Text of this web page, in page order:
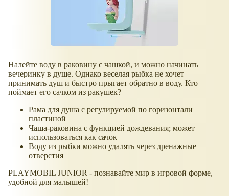
Налейте воду в раковину с чашкой, и можно начинать
вечеринку в душе. Однако веселая рыбка не хочет
принимать душ и быстро прыгает обратно в воду. Кто
поймает его сачком из ракушек?
Рама для душа с регулируемой по горизонтали
пластиной
Чаша-раковина с функцией дождевания; может
использоваться как сачок
Воду из рыбки можно удалять через дренажные
отверстия
PLAYMOBIL JUNIOR - познавайте мир в игровой форме,
удобной для малышей!